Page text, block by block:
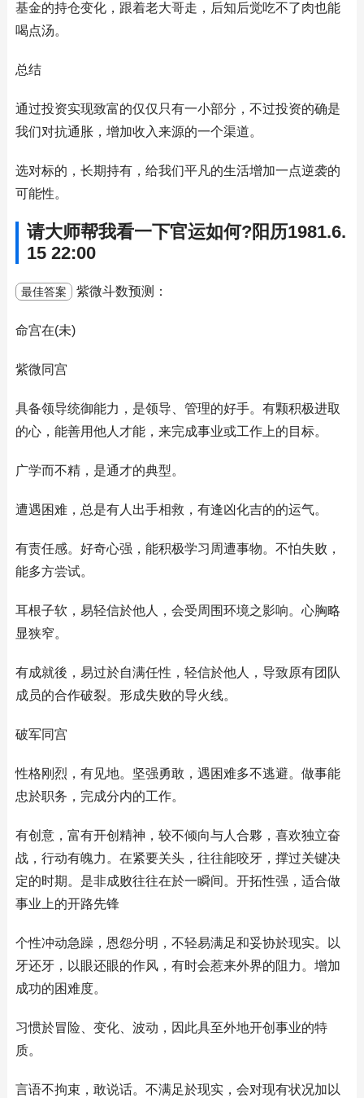
基金的持仓变化，跟着老大哥走，后知后觉吃不了肉也能
喝点汤。
总结
通过投资实现致富的仅仅只有一小部分，不过投资的确是
我们对抗通胀，增加收入来源的一个渠道。
选对标的，长期持有，给我们平凡的生活增加一点逆袭的
可能性。
请大师帮我看一下官运如何?阳历1981.6.
15 22:00
最佳答案 紫微斗数预测：
命宫在(未)
紫微同宫
具备领导统御能力，是领导、管理的好手。有颗积极进取
的心，能善用他人才能，来完成事业或工作上的目标。
广学而不精，是通才的典型。
遭遇困难，总是有人出手相救，有逢凶化吉的的运气。
有责任感。好奇心强，能积极学习周遭事物。不怕失败，
能多方尝试。
耳根子软，易轻信於他人，会受周围环境之影响。心胸略
显狭窄。
有成就後，易过於自满任性，轻信於他人，导致原有团队
成员的合作破裂。形成失败的导火线。
破军同宫
性格刚烈，有见地。坚强勇敢，遇困难多不逃避。做事能
忠於职务，完成分内的工作。
有创意，富有开创精神，较不倾向与人合夥，喜欢独立奋
战，行动有魄力。在紧要关头，往往能咬牙，撑过关键决
定的时期。是非成败往往在於一瞬间。开拓性强，适合做
事业上的开路先锋
个性冲动急躁，恩怨分明，不轻易满足和妥协於现实。以
牙还牙，以眼还眼的作风，有时会惹来外界的阻力。增加
成功的困难度。
习惯於冒险、变化、波动，因此具至外地开创事业的特
质。
言语不拘束，敢说话。不满足於现实，会对现有状况加以